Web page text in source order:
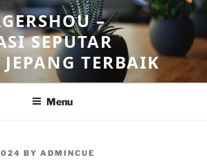
–
SEPUTAR
TERBAIK
Menu
BY ADMINCUE